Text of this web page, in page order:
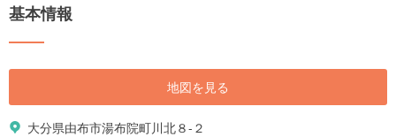
トラン、スイーツ店も多く、特に女性に人気です。さほど広くはないので
基本情報
地図を見る
大分県由布市湯布院町川北８-２